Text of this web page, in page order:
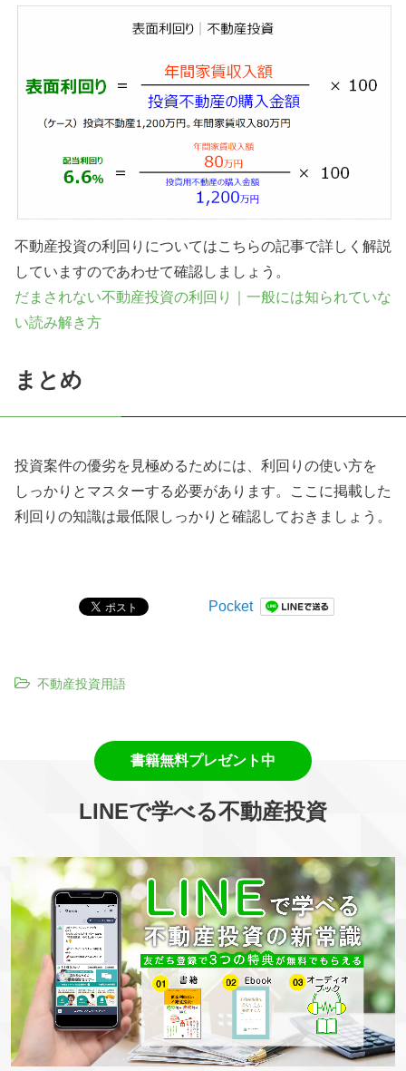
不動産投資の利回りについてはこちらの記事で詳しく解説
していますのであわせて確認しましょう。
だまされない不動産投資の利回り｜一般には知られていな
い読み解き方
まとめ
投資案件の優劣を見極めるためには、利回りの使い方を
しっかりとマスターする必要があります。ここに掲載した
利回りの知識は最低限しっかりと確認しておきましょう。
Pocket
不動産投資用語
LINEで学べる不動産投資